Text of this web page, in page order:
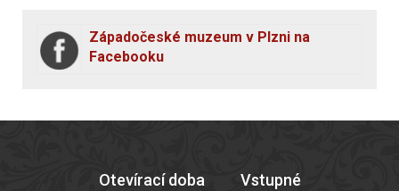
Západočeské muzeum v Plzni na
Facebooku
Otevírací doba
Vstupné